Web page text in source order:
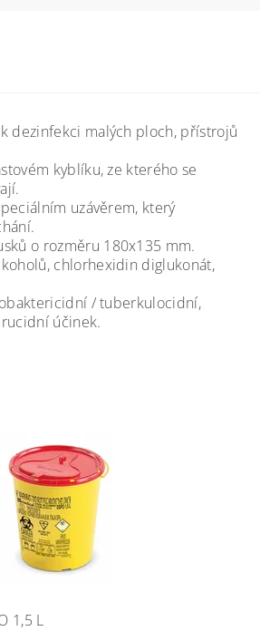
dezinfekci malých ploch, přístrojů
kyblíku, ze kterého se
uzávěrem, který
o rozměru 180x135 mm.
chlorhexidin diglukonát,
/ tuberkulocidní,
účinek.
1,5 L